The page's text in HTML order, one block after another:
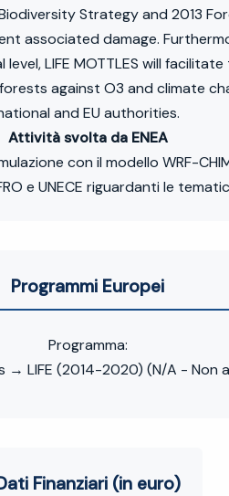
Strategy and 2013
associated damage.
LIFE MOTTLES will
against O3 and climate
and EU authorities.
Attività svolta da ENEA
con il modello WRF-
e UNECE riguardanti le
Programmi Europei
Programma:
→ LIFE (2014-2020) (N/A - Non
Finanziari (in euro)